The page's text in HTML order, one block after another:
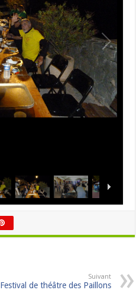
Suivant
Festival de théâtre des Paillons